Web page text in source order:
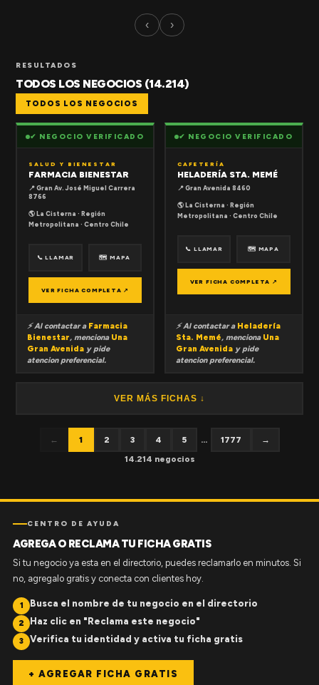
‹ ›
RESULTADOS
TODOS LOS NEGOCIOS (14.214)
TODOS LOS NEGOCIOS
✔ NEGOCIO VERIFICADO
SALUD Y BIENESTAR
FARMACIA BIENESTAR
📍 Gran Av. José Miguel Carrera
8766
🌎 La Cisterna · Región
Metropolitana · Centro Chile
📞 LLAMAR 🗺 MAPA
VER FICHA COMPLETA ↗
⚡ Al contactar a Farmacia
Bienestar, menciona Una
Gran Avenida y pide
atencion preferencial.
✔ NEGOCIO VERIFICADO
CAFETERÍA
HELADERÍA STA. MEMÉ
📍 Gran Avenida 8460
🌎 La Cisterna · Región
Metropolitana · Centro Chile
📞 LLAMAR 🗺 MAPA
VER FICHA COMPLETA ↗
⚡ Al contactar a Heladería
Sta. Memé, menciona Una
Gran Avenida y pide
atencion preferencial.
VER MÁS FICHAS ↓
← 1 2 3 4 5 ... 1777
→
14.214 negocios
CENTRO DE AYUDA
AGREGA O RECLAMA TU FICHA GRATIS
Si tu negocio ya esta en el directorio, puedes reclamarlo en minutos. Si
no, agregalo gratis y conecta con clientes hoy.
1 Busca el nombre de tu negocio en el directorio
2 Haz clic en "Reclama este negocio"
3 Verifica tu identidad y activa tu ficha gratis
+ AGREGAR FICHA GRATIS